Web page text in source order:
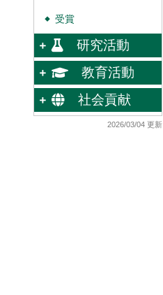
◆ 受賞
研究活動
教育活動
社会貢献
2026/03/04 更新